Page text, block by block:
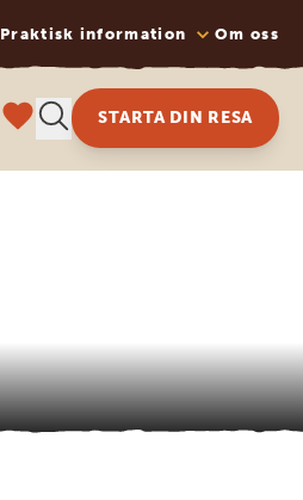
Praktisk information Om oss
STARTA DIN RESA